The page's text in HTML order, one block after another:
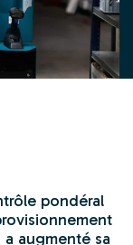
pondéral
a augmenté sa